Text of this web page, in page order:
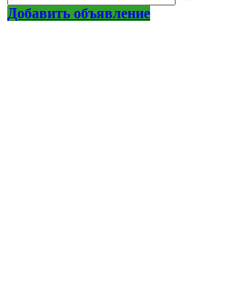
Добавить объявление